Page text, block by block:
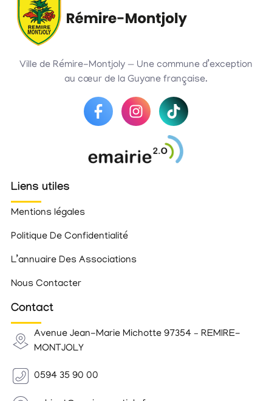
Ville de Rémire-Montjoly — Une commune d’exception
au cœur de la Guyane française.
Liens utiles
Mentions légales
Politique De Confidentialité
L’annuaire Des Associations
Nous Contacter
Contact
Avenue Jean-Marie Michotte 97354 – REMIRE-
MONTJOLY
0594 35 90 00